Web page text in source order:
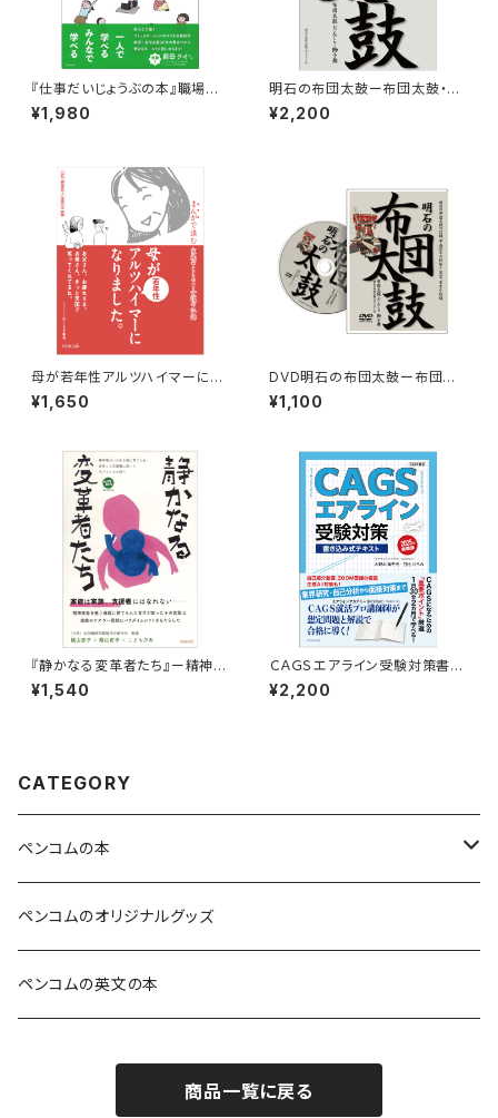
『仕事だいじょうぶの本』職場の
人と安心してコミュニケーション
できるSSTレッスンBOOK
¥1,980
明石の布団太鼓ー布団太鼓・だ
んじり・獅子舞ー
¥2,200
母が若年性アルツハイマーにな
りました。〜まんがで読む 家族
のこころと介護の記録〜
¥1,650
DVD明石の布団太鼓ー布団太
鼓・だんじり・獅子舞ー
¥1,100
『静かなる変革者たち』ー精神障
がいのある親に育てられ、成長
して支援職に就いた子どもたち
¥1,540
ＣＡＧＳエアライン受験対策書き
込み式テキスト2025年就職版
（ＣＡＧＳ就活シリーズ）
¥2,200
CATEGORY
ペンコムの本
安心して暮らせる社会を目指すみんなねっとライブラリー
スキルが身に付き豊かな人生を送れる本
ペンコムのオリジナルグッズ
ペンコムの英文の本
商品一覧に戻る